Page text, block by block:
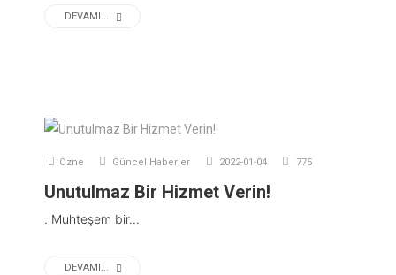
DEVAMI...
Ozne Güncel Haberler 2022-01-04 775
Unutulmaz Bir Hizmet Verin!
. Muhteşem bir...
DEVAMI...